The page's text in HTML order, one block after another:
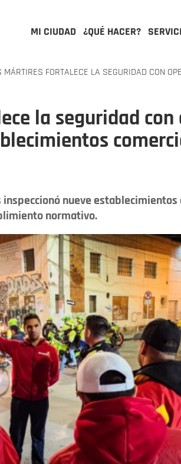
MI CIUDAD ¿QUÉ HACER?
MÁRTIRES FORTALECE LA SEGURIDAD CON
la seguridad
nueve
normativo.